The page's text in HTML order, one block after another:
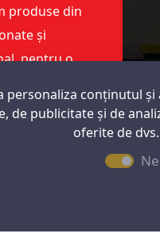
produse din
și
pentru o
și
personaliza conținutul
de publicitate și de
oferite de